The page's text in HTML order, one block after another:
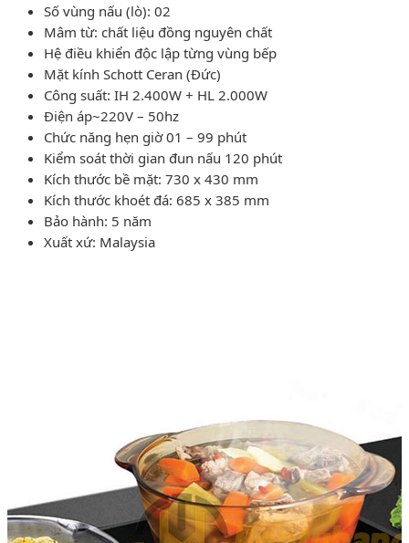
Số vùng nấu (lò): 02
Mâm từ: chất liệu đồng nguyên chất
Hệ điều khiển độc lập từng vùng bếp
Mặt kính Schott Ceran (Đức)
Công suất: IH 2.400W + HL 2.000W
Điện áp~220V – 50hz
Chức năng hẹn giờ 01 – 99 phút
Kiểm soát thời gian đun nấu 120 phút
Kích thước bề mặt: 730 x 430 mm
Kích thước khoét đá: 685 x 385 mm
Bảo hành: 5 năm
Xuất xứ: Malaysia